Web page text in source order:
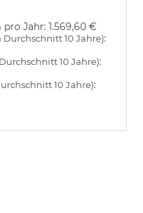
pro Jahr: 1.569,60 €
Durchschnitt 10 Jahre):
10 Jahre):
10 Jahre):